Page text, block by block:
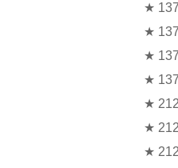
★
★
★
★
★
★
★